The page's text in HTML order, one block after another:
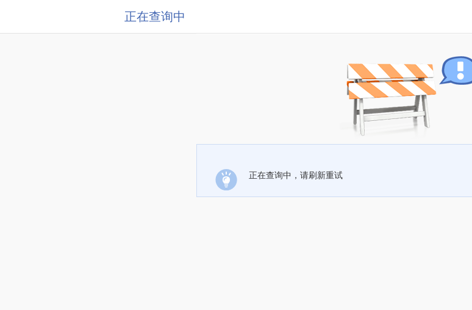
正在查询中
正在查询中，请刷新重试